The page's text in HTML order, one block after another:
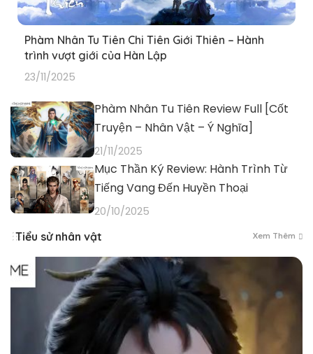
Phàm Nhân Tu Tiên Chi Tiên Giới Thiên – Hành
trình vượt giới của Hàn Lập
23/11/2025
Phàm Nhân Tu Tiên Review Full [Cốt
Truyện – Nhân Vật – Ý Nghĩa]
21/11/2025
Mục Thần Ký Review: Hành Trình Từ
Tiếng Vang Đến Huyền Thoại
20/10/2025
Tiểu sử nhân vật
Xem Thêm